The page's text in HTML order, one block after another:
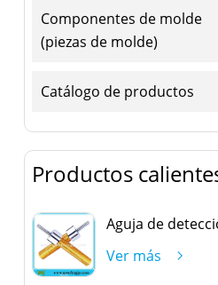
Componentes de molde
(piezas de molde)
Catálogo de productos
Productos
Ver más